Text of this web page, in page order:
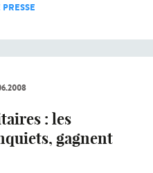
: les
gagnent